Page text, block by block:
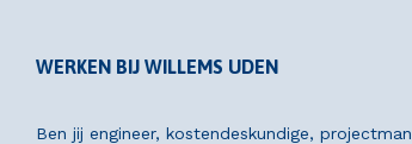
WERKEN BIJ WILLEMS UDEN
Ben jij engineer, kostendeskundige,